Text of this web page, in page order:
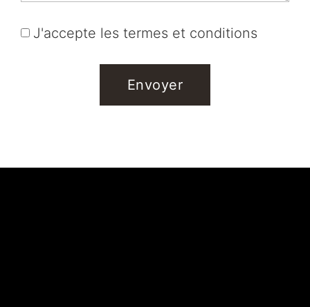
J'accepte les termes et conditions
Envoyer